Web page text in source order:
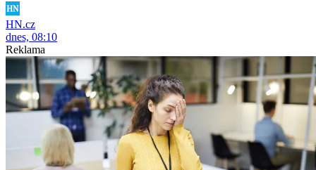
HN.cz
dnes, 08:10
Reklama